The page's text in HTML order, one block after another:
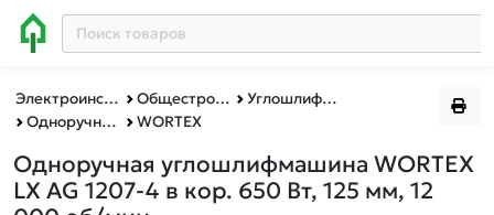
Электроинструменты BULL, MOLOT, WORTEX, ФИОЛЕНТ Общестроительный инструмент
Углошлифмашины
Одноручные углошлифмашины
WORTEX
Одноручная углошлифмашина WORTEX
LX AG 1207-4 в кор. 650 Вт, 125 мм, 12